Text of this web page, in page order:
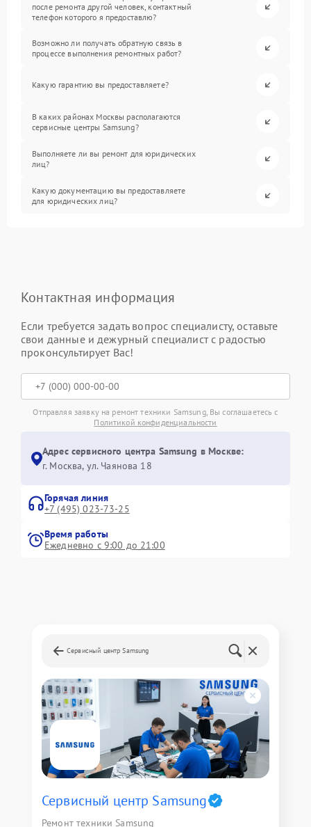
после ремонта другой человек, контактный
телефон которого я предоставлю?
Возможно ли получать обратную связь в
процессе выполнения ремонтных работ?
Какую гарантию вы предоставляете?
В каких районах Москвы располагаются
сервисные центры Samsung?
Выполняете ли вы ремонт для юридических
лиц?
Какую документацию вы предоставляете
для юридических лиц?
Контактная информация
Если требуется задать вопрос специалисту, оставьте
свои данные и дежурный специалист с радостью
проконсультирует Вас!
Отправляя заявку на ремонт техники Samsung, Вы соглашаетесь с
Политикой конфиденциальности
Адрес сервисного центра Samsung в Москве:
г. Москва, ул. Чаянова 18
Горячая линия
+7 (495) 023-73-25
Время работы
Ежедневно с 9:00 до 21:00
Сервисный центр Samsung
Сервисный центр Samsung
Ремонт техники Samsung